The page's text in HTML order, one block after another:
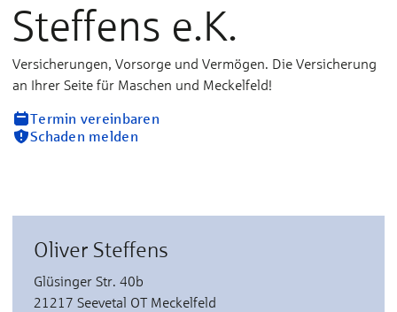
Steffens e.K.
Versicherungen, Vorsorge und Vermögen. Die Versicherung
an Ihrer Seite für Maschen und Meckelfeld!
Termin vereinbaren
Schaden melden
Oliver Steffens
Glüsinger Str. 40b
21217 Seevetal OT Meckelfeld